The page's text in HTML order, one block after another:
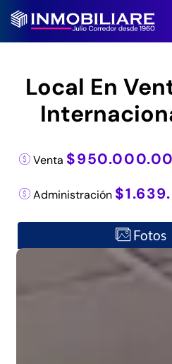
Local En
Venta
Administración
Fotos